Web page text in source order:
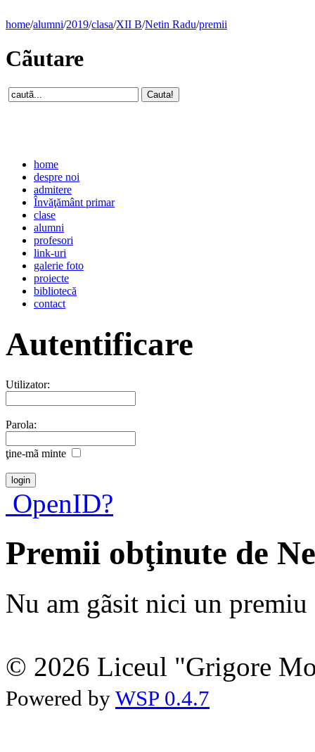
home/alumni/2019/clasa/XII B/Netin Radu/premii
Cãutare
home
despre noi
admitere
Învăţământ primar
clase
alumni
profesori
link-uri
galerie foto
proiecte
bibliotecă
contact
Autentificare
Utilizator:
Parola:
ţine-mã minte
OpenID?
Premii obţinute de
Nu am gãsit nici un premiu
© 2026 Liceul "Grigore
Powered by WSP 0.4.7